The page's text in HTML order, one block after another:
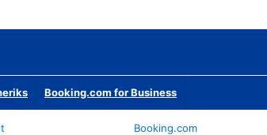
Booking.com for Business
Booking.com